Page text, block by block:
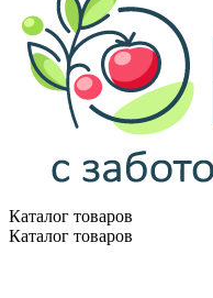
Каталог товаров
Каталог товаров